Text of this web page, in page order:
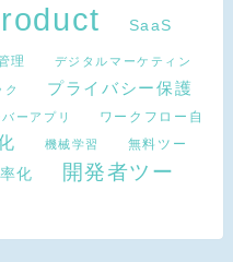
SaaS
理 デジタルマーケティン
ク プライバシー保護
ーアプリ
ワークフロー自
機械学習 無料ツー
化
開発者ツー